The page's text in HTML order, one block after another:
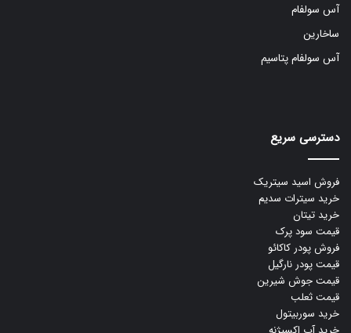
آس سولفام
ساخارین
آس سولفام پتاسیم
دسترسی سریع
فروش اسید سیتریک
خرید سیترات سدیم
خرید تیتان
قیمت سود پرک
فروش پودر کاکائو
قیمت پودر نارگیل
قیمت جوش شیرین
قیمت ثعلب
خرید سوربیتول